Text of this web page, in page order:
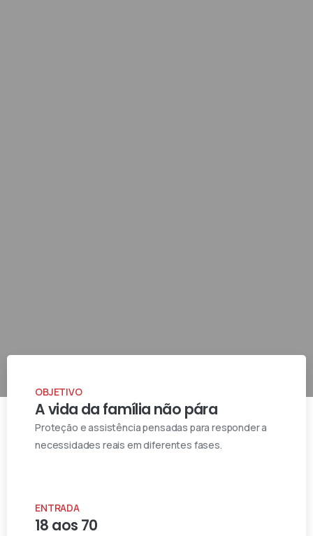
OBJETIVO
A vida da família não pára
Proteção e assistência pensadas para responder a
necessidades reais em diferentes fases.
ENTRADA
18 aos 70